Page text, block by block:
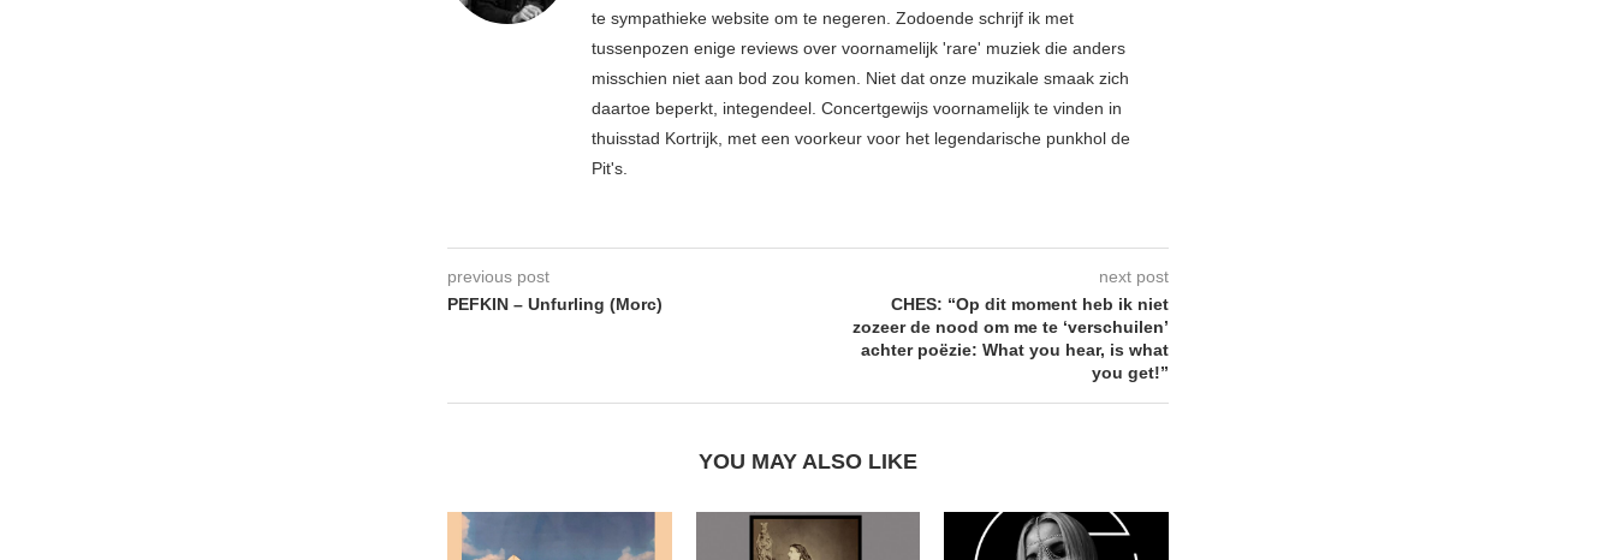
te sympathieke website om te negeren. Zodoende schrijf ik met
tussenpozen enige reviews over voornamelijk 'rare' muziek die anders
misschien niet aan bod zou komen. Niet dat onze muzikale smaak zich
daartoe beperkt, integendeel. Concertgewijs voornamelijk te vinden in
thuisstad Kortrijk, met een voorkeur voor het legendarische punkhol de
Pit's.
previous post
PEFKIN – Unfurling (Morc)
next post
CHES: “Op dit moment heb ik niet
zozeer de nood om me te ‘verschuilen’
achter poëzie: What you hear, is what
you get!”
YOU MAY ALSO LIKE